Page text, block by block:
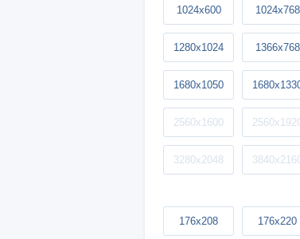
1024x600 1024x768
1280x1024 1366x768
1680x1050
2560x1600
3280x2048
176x208 176x220